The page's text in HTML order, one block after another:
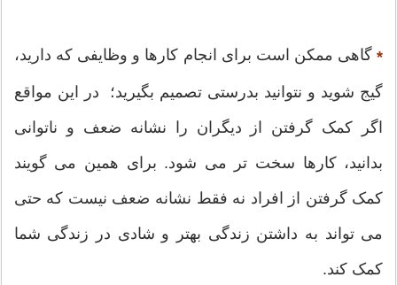
* گاهی ممکن است برای انجام کارها و وظایفی که دارید،
گیج شوید و نتوانید بدرستی تصمیم بگیرید؛ در این مواقع
اگر کمک گرفتن از دیگران را نشانه ضعف و ناتوانی
بدانید، کارها سخت تر می شود. برای همین می گویند
کمک گرفتن از افراد نه فقط نشانه ضعف نیست که حتی
می تواند به داشتن زندگی بهتر و شادی در زندگی شما
کمک کند.